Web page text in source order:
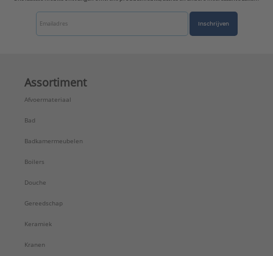
Inschrijven
Assortiment
Afvoermateriaal
Bad
Badkamermeubelen
Boilers
Douche
Gereedschap
Keramiek
Kranen